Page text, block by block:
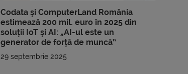
Codata și ComputerLand România
estimează 200 mil. euro în 2025 din
soluții IoT și AI: „AI-ul este un
generator de forță de muncă”
29 septembrie 2025